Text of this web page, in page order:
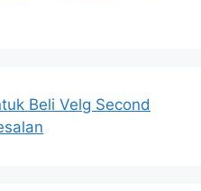
Beli Velg Second